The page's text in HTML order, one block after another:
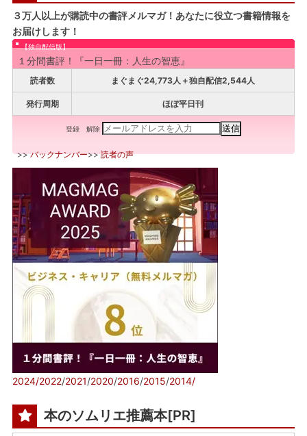
３万人以上が購読中の書評メルマガ！あなたに役立つ書籍情報を
お届けします！
【独自配信版】
１分間書評！『一日一冊：人生の智恵』
読者数 まぐまぐ24,773人＋独自配信2,544人
発行周期 ほぼ平日刊
登録 解除
>>バックナンバー>>読者の声
2024/2022/2021/2020/2016/2015/2014/
本のソムリエ推薦本[PR]